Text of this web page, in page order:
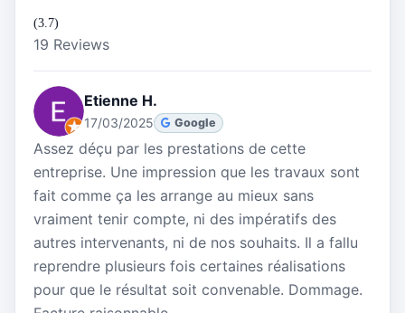
(3.7)
19 Reviews
Etienne H.
17/03/2025 Google
Assez déçu par les prestations de cette
entreprise. Une impression que les travaux sont
fait comme ça les arrange au mieux sans
vraiment tenir compte, ni des impératifs des
autres intervenants, ni de nos souhaits. Il a fallu
reprendre plusieurs fois certaines réalisations
pour que le résultat soit convenable. Dommage.